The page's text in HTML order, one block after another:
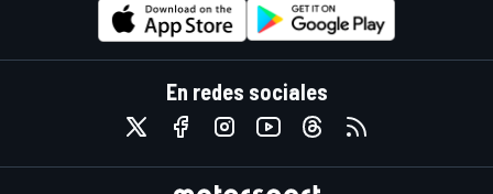
En redes sociales